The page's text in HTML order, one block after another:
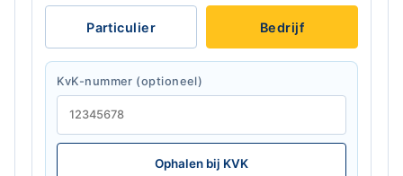
Particulier Bedrijf
KvK-nummer (optioneel)
Ophalen bij KVK